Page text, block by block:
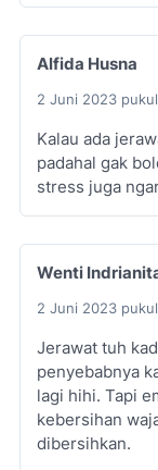
Alfida Husna
2 Juni 2023 pukul
Kalau ada
padahal gak
stress juga
Wenti
2 Juni 2023 pukul
Jerawat tuh
penyebabnya
lagi hihi. Tapi
kebersihan
dibersihkan.